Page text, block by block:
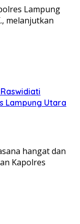
Lampung
melanjutkan
Lampung Utara
hangat dan
Kapolres